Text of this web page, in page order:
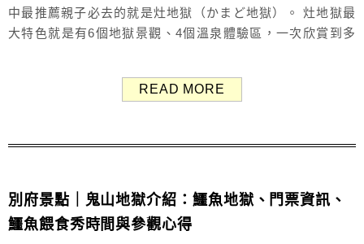
中最推薦親子必去的就是灶地獄（かまど地獄）。 灶地獄最
大特色就是有6個地獄景觀、4個溫泉體驗區，一次欣賞到多
浴、足湯、飲泉體驗與地獄蒸料理，相較其他地獄景點，互
READ MORE
別府景點｜鬼山地獄介紹：鱷魚地獄、門票資訊、
鱷魚餵食秀時間與參觀心得